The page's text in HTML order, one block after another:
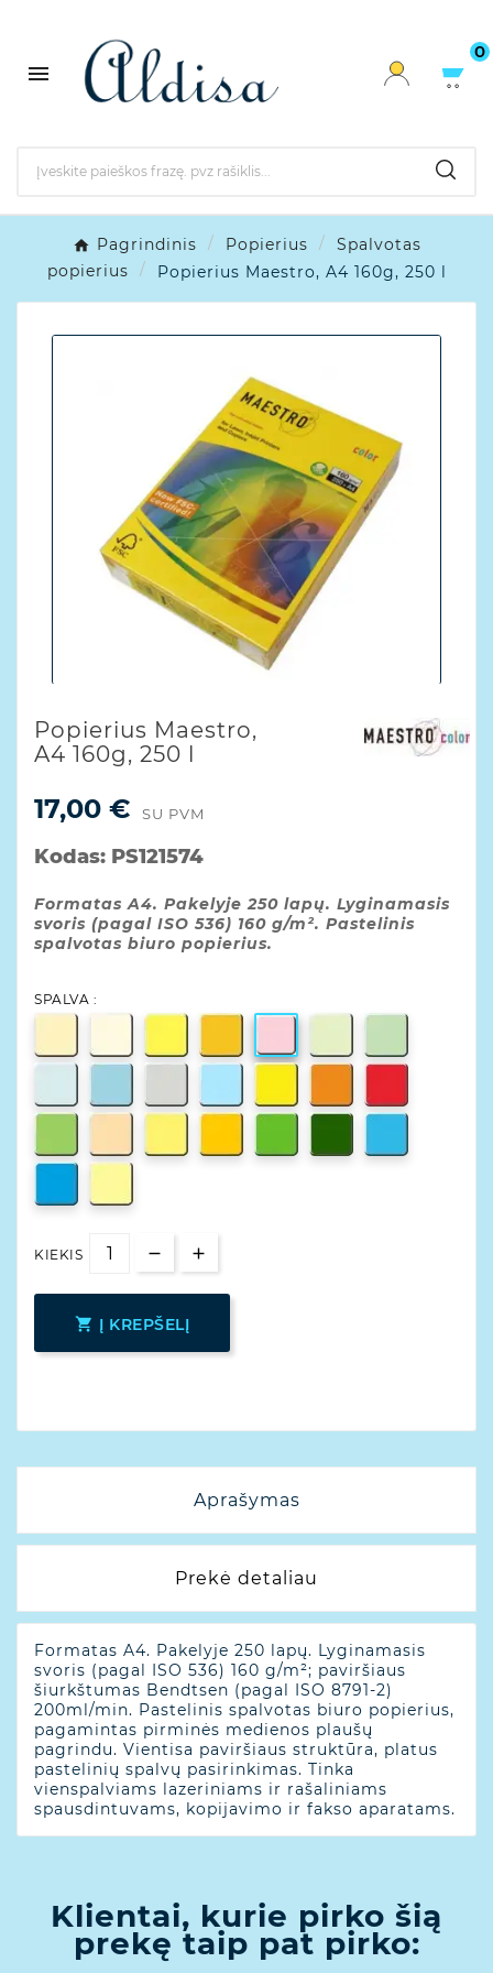

0
Pagrindinis Popierius
Spalvotas
popierius
Popierius Maestro, A4 160g, 250 l
Popierius Maestro,
A4 160g, 250 l
17,00 € SU PVM
Kodas: PS121574
Formatas A4. Pakelyje 250 lapų. Lyginamasis
svoris (pagal ISO 536) 160 g/m². Pastelinis
spalvotas biuro popierius.
SPALVA :
KIEKIS
 Į KREPŠELĮ
Aprašymas
Prekė detaliau
Formatas A4. Pakelyje 250 lapų. Lyginamasis
svoris (pagal ISO 536) 160 g/m²; paviršiaus
šiurkštumas Bendtsen (pagal ISO 8791-2)
200ml/min. Pastelinis spalvotas biuro popierius,
pagamintas pirminės medienos plaušų
pagrindu. Vientisa paviršiaus struktūra, platus
pastelinių spalvų pasirinkimas. Tinka
vienspalviams lazeriniams ir rašaliniams
spausdintuvams, kopijavimo ir fakso aparatams.
Klientai, kurie pirko šią
prekę taip pat pirko: